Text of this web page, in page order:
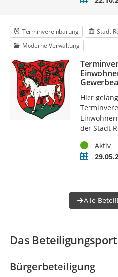
Terminvereinbarung
Stadt
Moderne Verwaltung
Hier
der Stadt
StatusAktiv
Zeitraum
Alle
Das
Bürgerbeteiligung